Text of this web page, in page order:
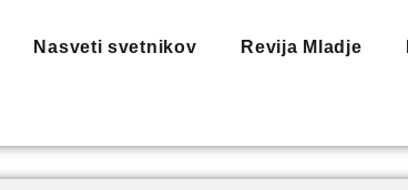
Nasveti svetnikov Revija Mladje